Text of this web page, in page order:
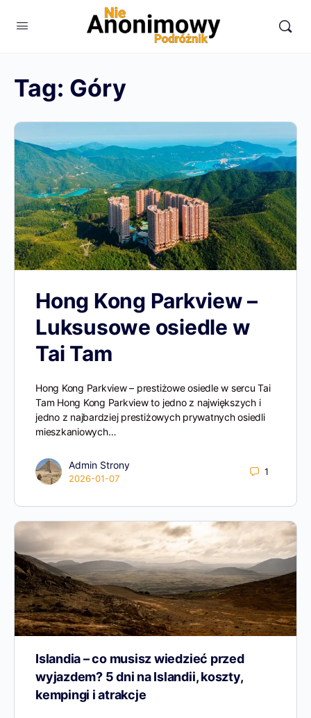
Tag: Góry
Hong Kong Parkview –
Luksusowe osiedle w
Tai Tam
Hong Kong Parkview – prestiżowe osiedle w sercu Tai
Tam Hong Kong Parkview to jedno z największych i
jedno z najbardziej prestiżowych prywatnych osiedli
mieszkaniowych…
Admin Strony
2026-01-07
1
Islandia – co musisz wiedzieć przed
wyjazdem? 5 dni na Islandii, koszty,
kempingi i atrakcje